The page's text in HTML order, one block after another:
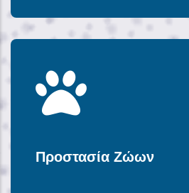
Προστασία Ζώων